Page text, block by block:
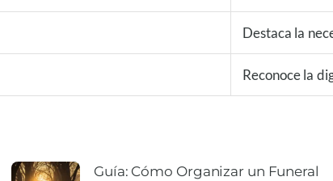
Destaca la
Reconoce la
Guía: Cómo Organizar un Funeral